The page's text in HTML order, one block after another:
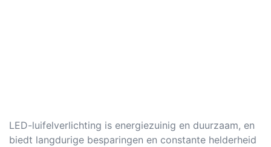
LED-luifelverlichting is energiezuinig en duurzaam, en
biedt langdurige besparingen en constante helderheid